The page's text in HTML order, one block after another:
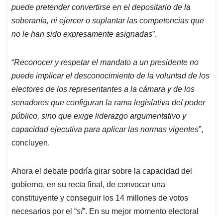
puede pretender convertirse en el depositario de la
soberanía, ni ejercer o suplantar las competencias que
no le han sido expresamente asignadas”.
“Reconocer y respetar el mandato a un presidente no
puede implicar el desconocimiento de la voluntad de los
electores de los representantes a la cámara y de los
senadores que configuran la rama legislativa del poder
público, sino que exige liderazgo argumentativo y
capacidad ejecutiva para aplicar las normas vigentes”,
concluyen.
Ahora el debate podría girar sobre la capacidad del
gobierno, en su recta final, de convocar una
constituyente y conseguir los 14 millones de votos
necesarios por el “sí”. En su mejor momento electoral